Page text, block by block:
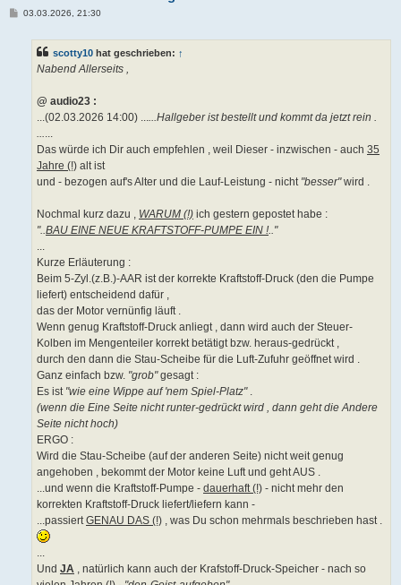
B03.03.2026, 21:30
scotty10 hat geschrieben: ↑
Nabend Allerseits ,
@ audio23 :
...(02.03.2026 14:00) ......Hallgeber ist bestellt und kommt da jetzt rein .
......
Das würde ich Dir auch empfehlen , weil Dieser - inzwischen - auch 35
Jahre (!) alt ist
und - bezogen auf's Alter und die Lauf-Leistung - nicht "besser"wird .
Nochmal kurz dazu , WARUM (!) ich gestern gepostet habe :
"..BAU EINE NEUE KRAFTSTOFF-PUMPE EIN !.."
...
Kurze Erläuterung :
Beim 5-Zyl.(z.B.)-AAR ist der korrekte Kraftstoff-Druck (den die Pumpe
liefert) entscheidend dafür ,
das der Motor vernünfig läuft .
Wenn genug Kraftstoff-Druck anliegt , dann wird auch der Steuer-
Kolben im Mengenteiler korrekt betätigt bzw. heraus-gedrückt ,
durch den dann die Stau-Scheibe für die Luft-Zufuhr geöffnet wird .
Ganz einfach bzw. "grob"gesagt :
Es ist "wie eine Wippe auf 'nem Spiel-Platz".
(wenn die Eine Seite nicht runter-gedrückt wird , dann geht die Andere
Seite nicht hoch)
ERGO :
Wird die Stau-Scheibe (auf der anderen Seite) nicht weit genug
angehoben , bekommt der Motor keine Luft und geht AUS .
...und wenn die Kraftstoff-Pumpe - dauerhaft (!) - nicht mehr den
korrekten Kraftstoff-Druck liefert/liefern kann -
...passiertGENAU DAS (!) , was Du schon mehrmals beschrieben hast .
...
Und JA , natürlich kann auch der Krafstoff-Druck-Speicher - nach so